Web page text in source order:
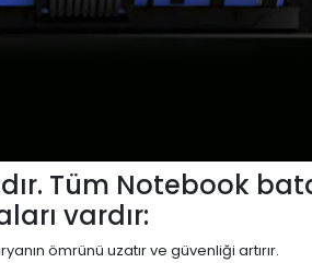
Tüm Notebook
vardır:
ömrünü uzatır ve güvenliği artırır.